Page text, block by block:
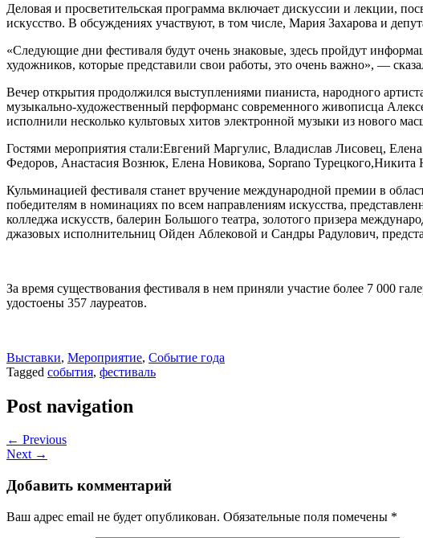
Деловая и просветительская программа включает дискуссии и лекции,
искусство. В обсуждениях участвуют, в том числе, Мария Захарова и
«Следующие дни фестиваля будут очень знаковые, здесь пройдут
художников, которые представили свои работы, это очень важно», —
Вечер открытия продолжился выступлениями пианиста, народного
музыкально‑художественный перформанс современного живописца
исполнили несколько культовых хитов электронной музыки из нового
Гостями мероприятия стали:Евгений Маргулис, Владислав Лисовец,
Федоров, Анастасия Вознюк, Елена Новикова, Soprano
Кульминацией фестиваля станет вручение международной премии в
победителям в номинациях по всем направлениям искусства,
колледжа искусств, балерин Большого театра, золотого призера
джазовых исполнительниц Ойден Аблековой и Сандры Радулович,
За время существования фестиваля в нем приняли участие более 7 000
удостоены 357 лауреатов.
Выставки, Мероприятие, Событие года
Tagged события, фестиваль
Post navigation
← Previous
Next →
Добавить комментарий
Ваш адрес email не будет опубликован. Обязательные поля помечены *